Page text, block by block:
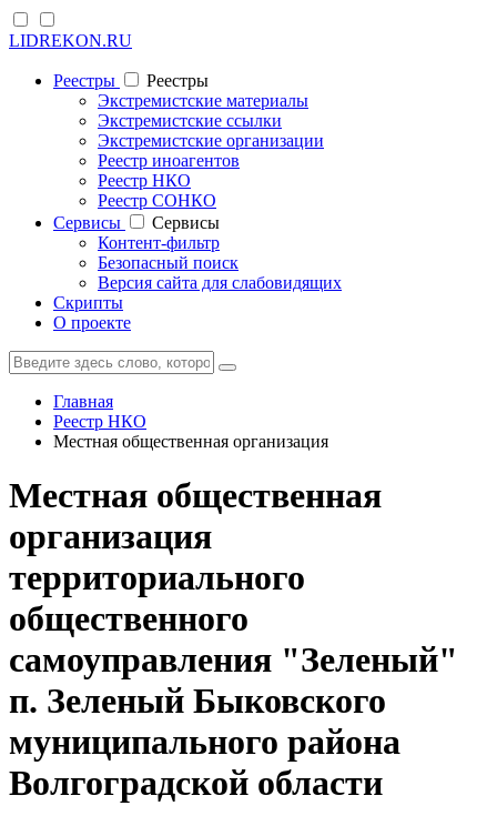
LIDREKON.RU
Реестры
Реестры
Экстремистские материалы
Экстремистские ссылки
Экстремистские организации
Реестр иноагентов
Реестр НКО
Реестр СОНКО
Cервисы
Cервисы
Контент-фильтр
Безопасный поиск
Версия сайта для слабовидящих
Скрипты
О проекте
Главная
Реестр НКО
Местная общественная организация
Местная общественная
организация
территориального
общественного
самоуправления "Зеленый"
п. Зеленый Быковского
муниципального района
Волгоградской области